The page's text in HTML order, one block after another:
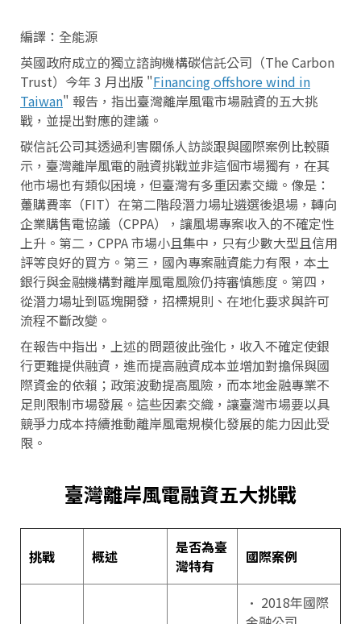
編譯：全能源
英國政府成立的獨立諮詢機構碳信託公司（The Carbon
Trust）今年 3 月出版 "Financing offshore wind in
Taiwan" 報告，指出臺灣離岸風電市場融資的五大挑
戰，並提出對應的建議。
碳信託公司其透過利害關係人訪談跟與國際案例比較顯
示，臺灣離岸風電的融資挑戰並非這個市場獨有，在其
他市場也有類似困境，但臺灣有多重因素交織。像是：
躉購費率（FIT）在第二階段潛力場址遴選後退場，轉向
企業購售電協議（CPPA），讓風場專案收入的不確定性
上升。第二，CPPA 市場小且集中，只有少數大型且信用
評等良好的買方。第三，國內專案融資能力有限，本土
銀行與金融機構對離岸風電風險仍持審慎態度。第四，
從潛力場址到區塊開發，招標規則、在地化要求與許可
流程不斷改變。
在報告中指出，上述的問題彼此強化，收入不確定使銀
行更難提供融資，進而提高融資成本並增加對擔保與國
際資金的依賴；政策波動提高風險，而本地金融專業不
足則限制市場發展。這些因素交織，讓臺灣市場要以具
競爭力成本持續推動離岸風電規模化發展的能力因此受
限。
臺灣離岸風電融資五大挑戰
挑戰 概述
是否為臺
灣特有
國際案例
• 2018年國際